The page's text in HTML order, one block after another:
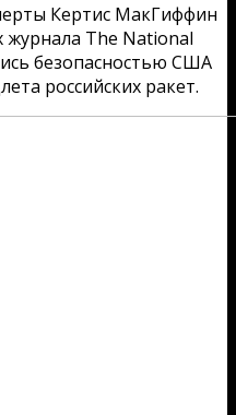
Кертис МакГиффин
журнала The National
безопасностью США
российских ракет.